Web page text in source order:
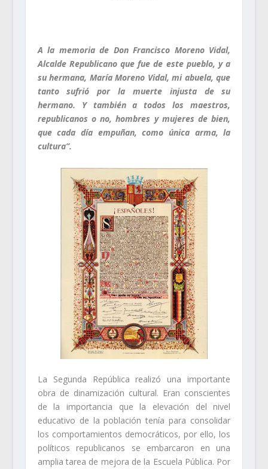
A la memoria de Don Francisco Moreno Vidal,
Alcalde Republicano que fue de este pueblo, y a
su hermana, María Moreno Vidal, mi abuela, que
tanto sufrió por la muerte injusta de su
hermano. Y también a todos los maestros,
republicanos o no, hombres y mujeres de bien,
que cada día empuñan, como única arma, la
cultura”.
La Segunda República realizó una importante
obra de dinamización cultural. Eran conscientes
de la importancia que la elevación del nivel
educativo de la población tenía para consolidar
los comportamientos democráticos, por ello, los
políticos republicanos se embarcaron en una
amplia tarea de mejora de la Escuela Pública. Por